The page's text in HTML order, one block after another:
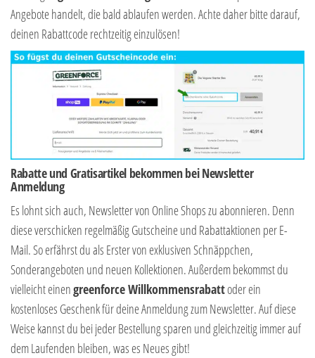
Angebote handelt, die bald ablaufen werden. Achte daher bitte darauf,
deinen Rabattcode rechtzeitig einzulösen!
Rabatte und Gratisartikel bekommen bei Newsletter
Anmeldung
Es lohnt sich auch, Newsletter von Online Shops zu abonnieren. Denn
diese verschicken regelmäßig Gutscheine und Rabattaktionen per E-
Mail. So erfährst du als Erster von exklusiven Schnäppchen,
Sonderangeboten und neuen Kollektionen. Außerdem bekommst du
vielleicht einengreenforce Willkommensrabattoder ein
kostenloses Geschenk für deine Anmeldung zum Newsletter. Auf diese
Weise kannst du bei jeder Bestellung sparen und gleichzeitig immer auf
dem Laufenden bleiben, was es Neues gibt!